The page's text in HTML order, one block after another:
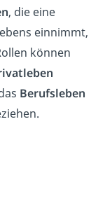
, die eine
einnimmt,
können
Berufsleben